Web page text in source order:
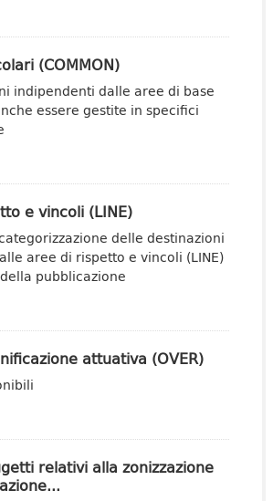
(COMMON)
indipendenti dalle aree di base
essere gestite in specifici
e vincoli (LINE)
delle destinazioni
aree di rispetto e vincoli (LINE)
pubblicazione
attuativa (OVER)
relativi alla zonizzazione